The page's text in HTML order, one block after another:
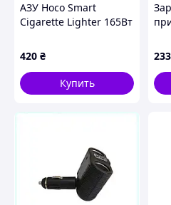
АЗУ Hoco Smart
Cigarette Lighter 165Вт
3.0 для зарядки
автомобилей черный
420 ₴
Купить
233